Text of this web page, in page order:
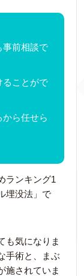
事前相談で
ることがで
ら任せら
ランキング1
埋没法」で
も気になりま
手術と、まぶ
施されていま